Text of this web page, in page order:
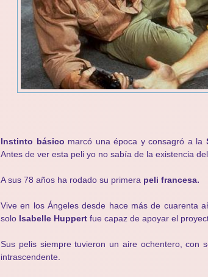
Instinto básico marcó una época y consagró a la
Antes de ver esta peli yo no sabía de la existencia
A sus 78 años ha rodado su primera peli francesa.
Vive en los Ángeles desde hace más de cuarenta
solo Isabelle Huppert fue capaz de apoyar el
Sus pelis siempre tuvieron un aire ochentero, con
intrascendente.